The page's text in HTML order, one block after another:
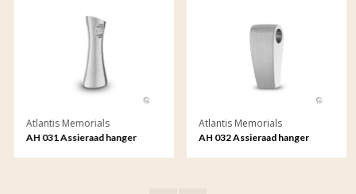
Atlantis Memorials
AH 031 Assieraad hanger
Atlantis Memorials
AH 032 Assieraad hanger